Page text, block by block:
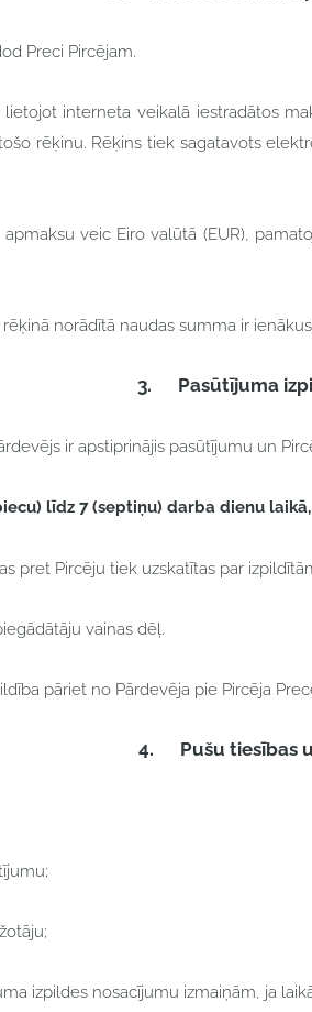
Preci Pircējam.
interneta veikalā iestradātos
rēķinu. Rēķins tiek sagatavots
veic Eiro valūtā (EUR),
norādītā naudas summa ir
3. Pasūtījuma
ir apstiprinājis pasūtījumu un
līdz 7 (septiņu) darba dienu
pret Pircēju tiek uzskatītas par
vainas dēļ.
pāriet no Pārdevēja pie Pircēja
4. Pušu tiesības
izpildes nosacījumu izmaiņām, ja